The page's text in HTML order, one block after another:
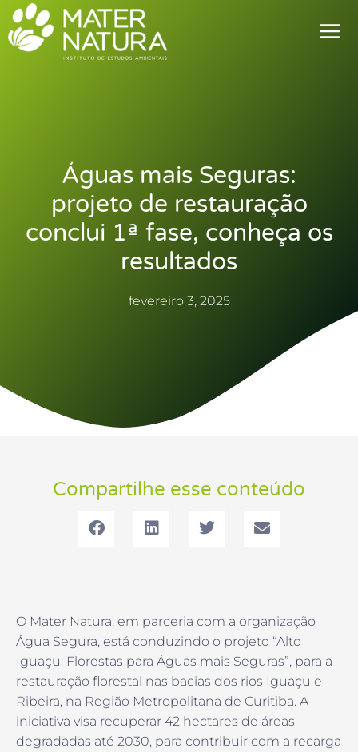
para
Águas mais Seguras:
projeto de restauração
conclui 1ª fase, conheça os
resultados
fevereiro 3, 2025
Compartilhe esse conteúdo
O Mater Natura, em parceria com a organização
Água Segura, está conduzindo o projeto “Alto
Iguaçu: Florestas para Águas mais Seguras”, para a
restauração florestal nas bacias dos rios Iguaçu e
Ribeira, na Região Metropolitana de Curitiba. A
iniciativa visa recuperar 42 hectares de áreas
degradadas até 2030, para contribuir com a recarga